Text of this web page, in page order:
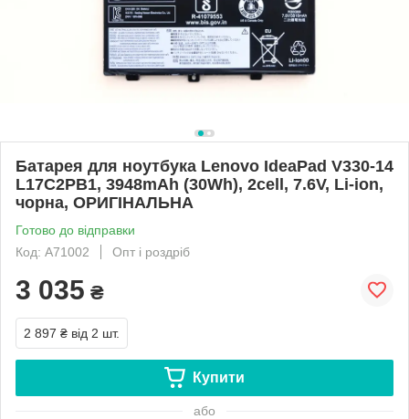
Батарея для ноутбука Lenovo IdeaPad V330-14
L17C2PB1, 3948mAh (30Wh), 2cell, 7.6V, Li-ion,
чорна, ОРИГІНАЛЬНА
Готово до відправки
Код: A71002
Опт і роздріб
3 035 ₴
2 897 ₴ від 2 шт.
Купити
або